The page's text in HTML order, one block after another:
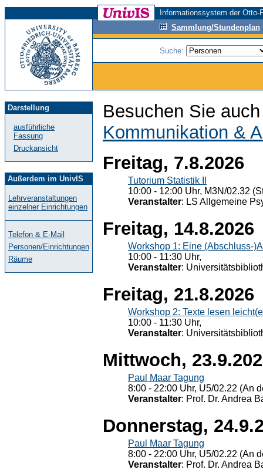
Informationssystem der
Sammlung/Stundenplan
Suche:
Darstellung
ausführliche
Fassung
Druckansicht
Außerdem im UnivIS
Lehrveranstaltungen
einzelner Einrichtungen
Telefon & E-Mail
Personen/Einrichtungen
Räume
Besuchen Sie
Kommunikation &
Freitag, 7.8.2026
Tutorium Statistik II
10:00 - 12:00 Uhr, M3N/02.32
Veranstalter: LS Allgemeine
Freitag, 14.8.2026
Workshop 1: Eine (Abschluss-
10:00 - 11:30 Uhr,
Veranstalter:
Freitag, 21.8.2026
Workshop 2: Texte lesen
10:00 - 11:30 Uhr,
Veranstalter:
Mittwoch,
Paul Maar Tagung
8:00 - 22:00 Uhr, U5/02.22 (An
Veranstalter: Prof. Dr. Andrea
Donnerstag,
Paul Maar Tagung
8:00 - 22:00 Uhr, U5/02.22 (An
Veranstalter: Prof. Dr. Andrea